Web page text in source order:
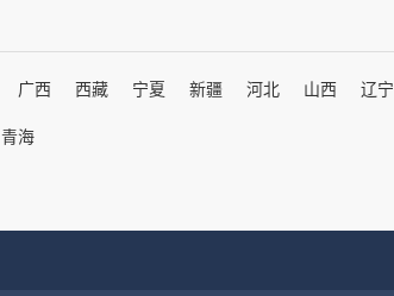
广西 西藏 宁夏 新疆 河北 山西 辽宁
青海